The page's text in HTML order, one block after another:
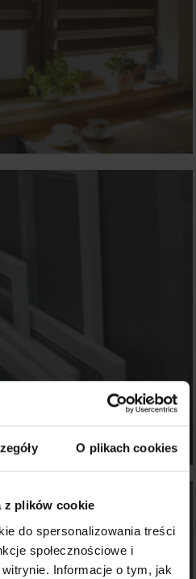
O plikach cookies
z plików cookie
do spersonalizowania treści
społecznościowe i
Informacje o tym, jak